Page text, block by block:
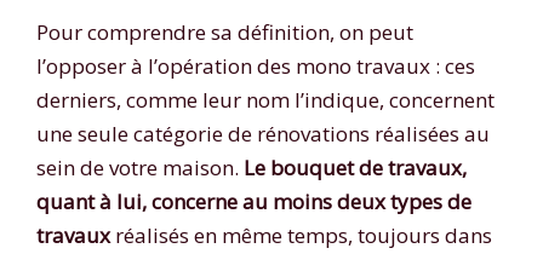
Pour comprendre sa définition, on peut
l’opposer à l’opération des mono travaux : ces
derniers, comme leur nom l’indique, concernent
une seule catégorie de rénovations réalisées au
sein de votre maison. Le bouquet de travaux,
quant à lui, concerne au moins deux types de
travauxréalisés en même temps, toujours dans